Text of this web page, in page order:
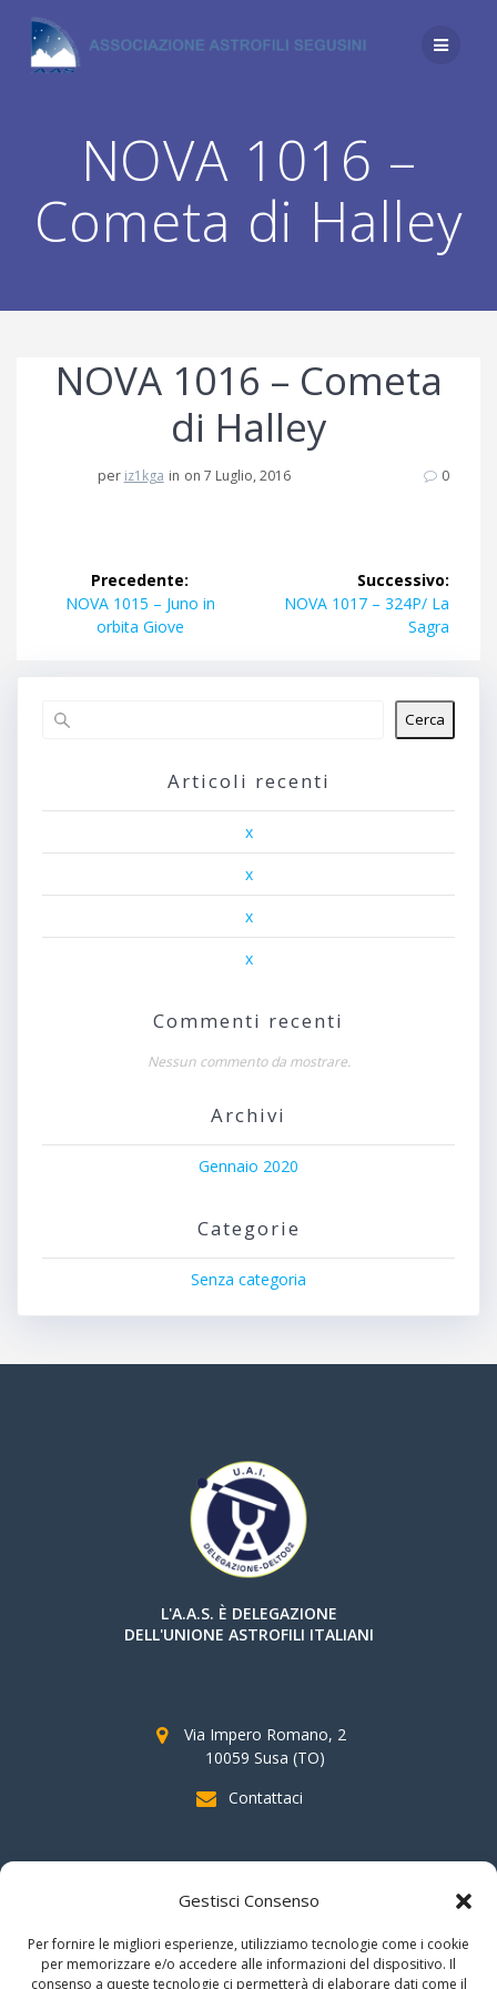
Gestisci Consenso
Per fornire le migliori esperienze, utilizziamo tecnologie come i cookie
per memorizzare e/o accedere alle informazioni del dispositivo. Il
consenso a queste tecnologie ci permetterà di elaborare dati come il
contenuto
NOVA 1016 –
Cometa di Halley
NOVA 1016 – Cometa
di Halley
per iz1kga in on 7 Luglio, 2016 0
Navigazione
articoli
Precedente:
Articolo
precedente:
NOVA 1015 – Juno in
orbita Giove
Successivo:
Articolo
NOVA 1017 – 324P/ La
Sagra
Cerca
Articoli recenti
x
x
x
x
Commenti recenti
Nessun commento da mostrare.
Archivi
Gennaio 2020
Categorie
Senza categoria
L'A.A.S. È DELEGAZIONE
DELL'UNIONE ASTROFILI ITALIANI
Via Impero Romano, 2
10059 Susa (TO)
Contattaci
SOSTIENI AAS
indicando il
C.F. 96020930010
nella dichiarazione dei redditi e
firmando per la destinazione del"cinque per mille".